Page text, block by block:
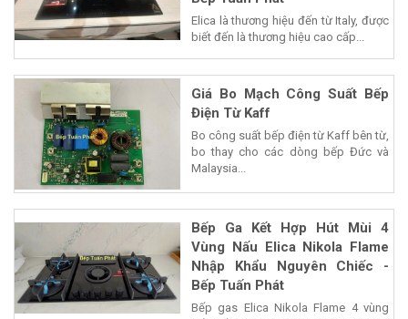
Elica là thương hiệu đến từ Italy, được
biết đến là thương hiệu cao cấp...
Giá Bo Mạch Công Suất Bếp
Điện Từ Kaff
Bo công suất bếp điện từ Kaff bên từ,
bo thay cho các dòng bếp Đức và
Malaysia...
Bếp Ga Kết Hợp Hút Mùi 4
Vùng Nấu Elica Nikola Flame
Nhập Khẩu Nguyên Chiếc -
Bếp Tuấn Phát
Bếp gas Elica Nikola Flame 4 vùng